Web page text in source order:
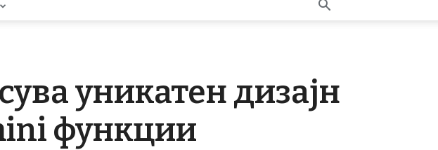
уникатен дизајн
функции